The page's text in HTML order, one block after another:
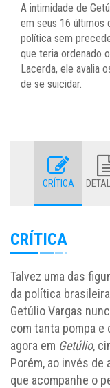
A intimidade de
em seus 16 últimos
política sem
que teria ordenado
Lacerda, ele avalia
de se suicidar.
CRÍTICA
CRÍTICA
Talvez uma das
da política
Getúlio Vargas
com tanta pompa
agora em Getúlio,
Porém, ao invés de
que acompanhe o